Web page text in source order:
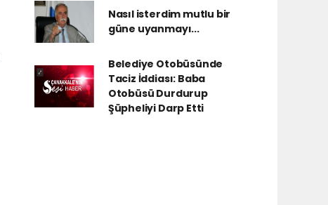
Nasıl isterdim mutlu bir
güne uyanmayı...
Belediye Otobüsünde
Taciz İddiası: Baba
Otobüsü Durdurup
Şüpheliyi Darp Etti